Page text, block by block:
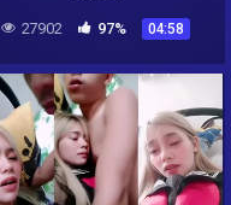
27902 97% 04:58